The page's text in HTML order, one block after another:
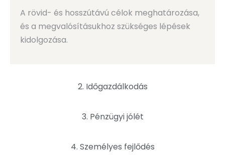
2. Időgazdálkodás
3. Pénzügyi jólét
4. Személyes fejlődés
A rövid- és hosszútávú célok meghatározása,
és a megvalósításukhoz szükséges lépések
kidolgozása.